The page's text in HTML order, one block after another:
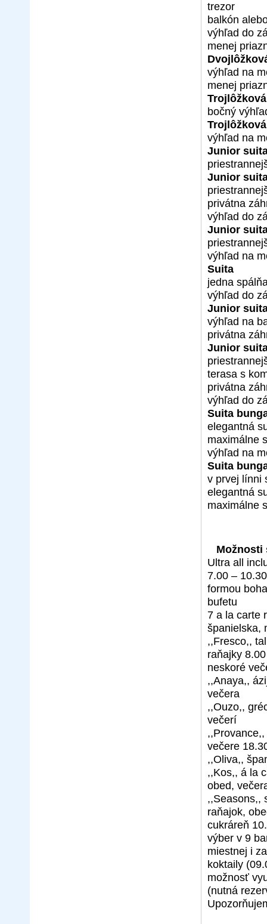
trezor
balkón
výhľad do
menej
výhľad na
menej
bočný
výhľad na
Junior
Junior
privátna
výhľad do
Junior
výhľad na
Suita
jedna
výhľad do
Junior
výhľad na
privátna
Junior
terasa s
privátna
výhľad do
Suita
elegantná
maximálne
výhľad na
Suita
v prvej línni
elegantná
maximálne
Možnosti
Ultra all
7.00 –
formou
bufetu
7 a la carte
španielska,
,,Fresco,,
raňajky
neskoré
,,Anaya,,
večera
,,Ouzo,,
večerí
večere
,,Oliva,,
,,Kos,, á la
obed,
,,Seasons,,
raňajok,
cukráreň
výber v 9
miestnej i
koktaily
možnosť
(nutná